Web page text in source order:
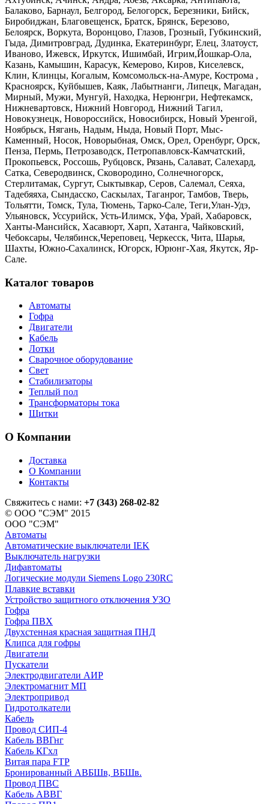
Балаково, Барнаул, Белгород, Белогорск, Березники, Бийск,
Биробиджан, Благовещенск, Братск, Брянск, Березово,
Белоярск, Воркута, Воронцово, Глазов, Грозный, Губкинский,
Гыда, Димитровград, Дудинка, Екатеринбург, Елец, Златоуст,
Иваново, Ижевск, Иркутск, Ишимбай, Игрим,Йошкар-Ола,
Казань, Камышин, Карасук, Кемерово, Киров, Киселевск,
Клин, Клинцы, Когалым, Комсомольск-на-Амуре, Кострома ,
Красноярск, Куйбышев, Каяк, Лабытнанги, Липецк, Магадан,
Мирный, Мужи, Мунгуй, Находка, Нерюнгри, Нефтекамск,
Нижневартовск, Нижний Новгород, Нижний Тагил,
Новокузнецк, Новороссийск, Новосибирск, Новый Уренгой,
Ноябрьск, Нягань, Надым, Ныда, Новый Порт, Мыс-
Каменный, Носок, Новорыбная, Омск, Орел, Оренбург, Орск,
Пенза, Пермь, Петрозаводск, Петропавловск-Камчатский,
Прокопьевск, Россошь, Рубцовск, Рязань, Салават, Салехард,
Сатка, Северодвинск, Сковородино, Солнечногорск,
Стерлитамак, Сургут, Сыктывкар, Серов, Салемал, Сеяха,
Тадебяяха, Сындасско, Саскылах, Таганрог, Тамбов, Тверь,
Тольятти, Томск, Тула, Тюмень, Тарко-Сале, Теги,Улан-Удэ,
Ульяновск, Уссурийск, Усть-Илимск, Уфа, Урай, Хабаровск,
Ханты-Мансийск, Хасавюрт, Харп, Хатанга, Чайковский,
Чебоксары, Челябинск,Череповец, Черкесск, Чита, Шарья,
Шахты, Южно-Сахалинск, Югорск, Юрюнг-Хая, Якутск, Яр-
Сале.
Каталог товаров
Автоматы
Гофра
Двигатели
Кабель
Лотки
Сварочное оборудование
Свет
Стабилизаторы
Теплый пол
Трансформаторы тока
Щитки
О Компании
Доставка
О Компании
Контакты
Свяжитесь с нами: +7 (343) 268-02-82
© ООО "СЭМ" 2015
ООО "СЭМ"
Автоматы
Автоматические выключатели IEK
Выключатель нагрузки
Дифавтоматы
Логические модули Siemens Logo 230RC
Плавкие вставки
Устройство защитного отключения УЗО
Гофра
Гофра ПВХ
Двухстенная красная защитная ПНД
Клипса для гофры
Двигатели
Пускатели
Электродвигатели АИР
Электромагнит МП
Электропривод
Гидротолкатели
Кабель
Провод СИП-4
Кабель ВВГнг
Кабель КГхл
Витая пара FTP
Бронированный АВБШв, ВБШв.
Провод ПВС
Кабель АВВГ